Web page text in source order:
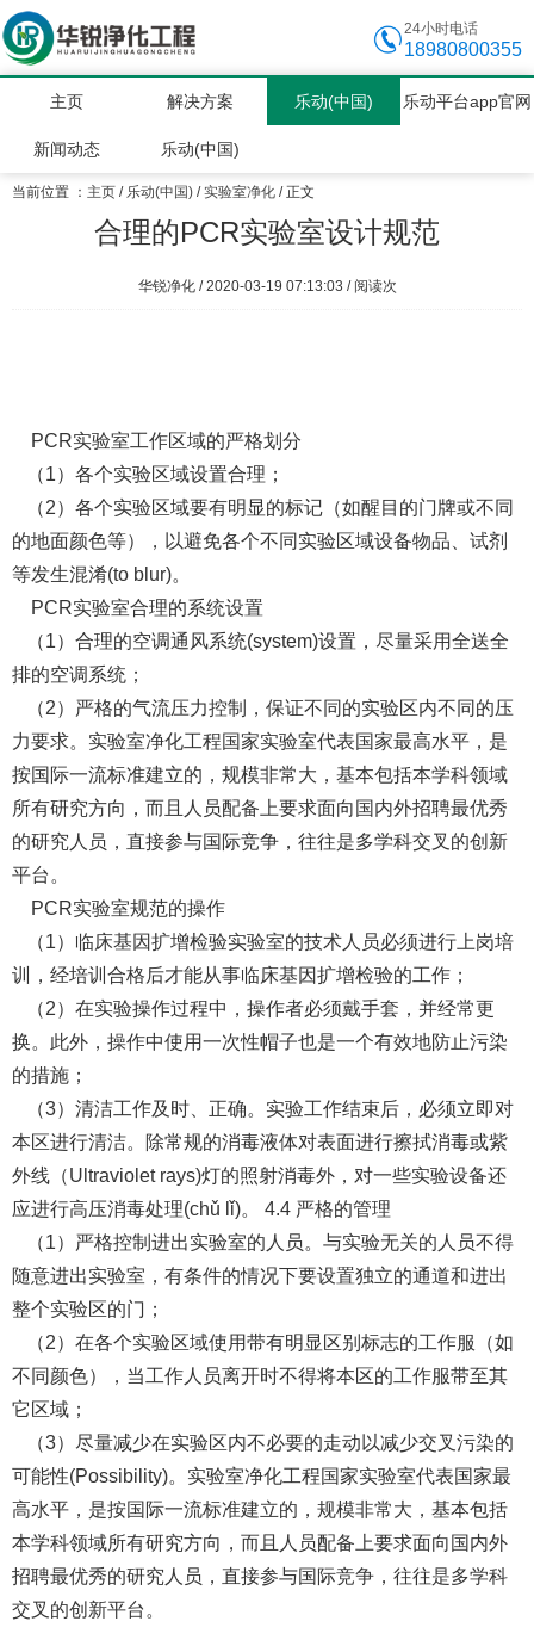
24小时电话
18980800355
主页 解决方案 乐动(中国) 乐动平台app官网
新闻动态 乐动(中国)
当前位置 ： 主页 / 乐动(中国) /实验室净化 / 正文
合理的PCR实验室设计规范
华锐净化 / 2020-03-19 07:13:03 / 阅读次
PCR实验室工作区域的严格划分
（1）各个实验区域设置合理；
（2）各个实验区域要有明显的标记（如醒目的门牌或不同
的地面颜色等），以避免各个不同实验区域设备物品、试剂
等发生混淆(to blur)。
PCR实验室合理的系统设置
（1）合理的空调通风系统(system)设置，尽量采用全送全
排的空调系统；
（2）严格的气流压力控制，保证不同的实验区内不同的压
力要求。实验室净化工程国家实验室代表国家最高水平，是
按国际一流标准建立的，规模非常大，基本包括本学科领域
所有研究方向，而且人员配备上要求面向国内外招聘最优秀
的研究人员，直接参与国际竞争，往往是多学科交叉的创新
平台。
PCR实验室规范的操作
（1）临床基因扩增检验实验室的技术人员必须进行上岗培
训，经培训合格后才能从事临床基因扩增检验的工作；
（2）在实验操作过程中，操作者必须戴手套，并经常更
换。此外，操作中使用一次性帽子也是一个有效地防止污染
的措施；
（3）清洁工作及时、正确。实验工作结束后，必须立即对
本区进行清洁。除常规的消毒液体对表面进行擦拭消毒或紫
外线（Ultraviolet rays)灯的照射消毒外，对一些实验设备还
应进行高压消毒处理(chǔ lǐ)。 4.4 严格的管理
（1）严格控制进出实验室的人员。与实验无关的人员不得
随意进出实验室，有条件的情况下要设置独立的通道和进出
整个实验区的门；
（2）在各个实验区域使用带有明显区别标志的工作服（如
不同颜色），当工作人员离开时不得将本区的工作服带至其
它区域；
（3）尽量减少在实验区内不必要的走动以减少交叉污染的
可能性(Possibility)。实验室净化工程国家实验室代表国家最
高水平，是按国际一流标准建立的，规模非常大，基本包括
本学科领域所有研究方向，而且人员配备上要求面向国内外
招聘最优秀的研究人员，直接参与国际竞争，往往是多学科
交叉的创新平台。